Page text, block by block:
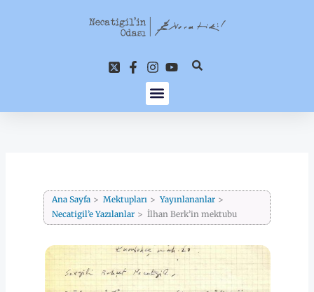
Ana Sayfa Mektupları
Yayınlananlar
Necatigil’e Yazılanlar
İlhan Berk’in mektubu